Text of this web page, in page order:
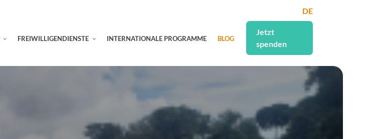
DE
FREIWILLIGENDIENSTE INTERNATIONALE PROGRAMME BLOG
Jetzt
spenden